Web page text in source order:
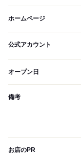
ホームページ
公式アカウント
オープン日
備考
お店のPR